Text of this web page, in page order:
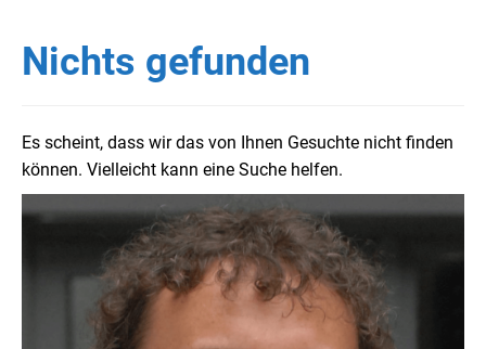
Nichts gefunden
Es scheint, dass wir das von Ihnen Gesuchte nicht finden
können. Vielleicht kann eine Suche helfen.